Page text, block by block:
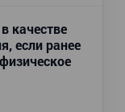
качестве
если ранее